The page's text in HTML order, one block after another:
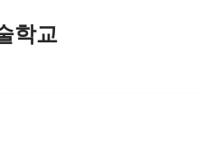
학교